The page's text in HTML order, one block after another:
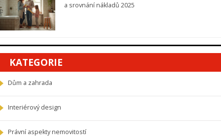
a srovnání nákladů 2025
KATEGORIE
Dům a zahrada
Interiérový design
Právní aspekty nemovitostí